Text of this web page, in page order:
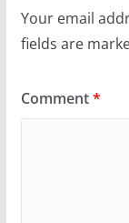
Your email
fields are
Comment*